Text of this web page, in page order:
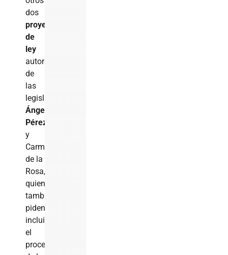
dos
proyectos
de
ley
autoría
de
las
legisladoras
Ángela
Pérez
y
Carmen
de la
Rosa,
quienes
también
piden
incluir
el
procedimiento